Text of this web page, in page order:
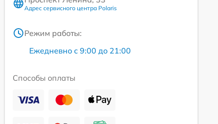
Адрес сервисного центра Polaris
Режим работы:
Ежедневно с 9:00 до 21:00
Способы оплаты